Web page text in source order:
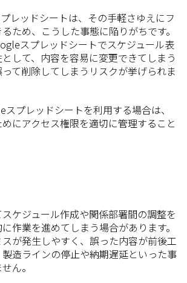
レッドシートは、その手軽さゆえにフ
ため、こうした事態に陥りがちです。
スプレッドシートでスケジュール表
して、内容を容易に変更できてしまう
て削除してしまうリスクが挙げられま
プレッドシートを利用する場合は、
にアクセス権限を適切に管理すること
ケジュール作成や関係部署間の調整を
作業を進めてしまう場合があります。
が発生しやすく、誤った内容が前後工
造ラインの停止や納期遅延といった事
ん。